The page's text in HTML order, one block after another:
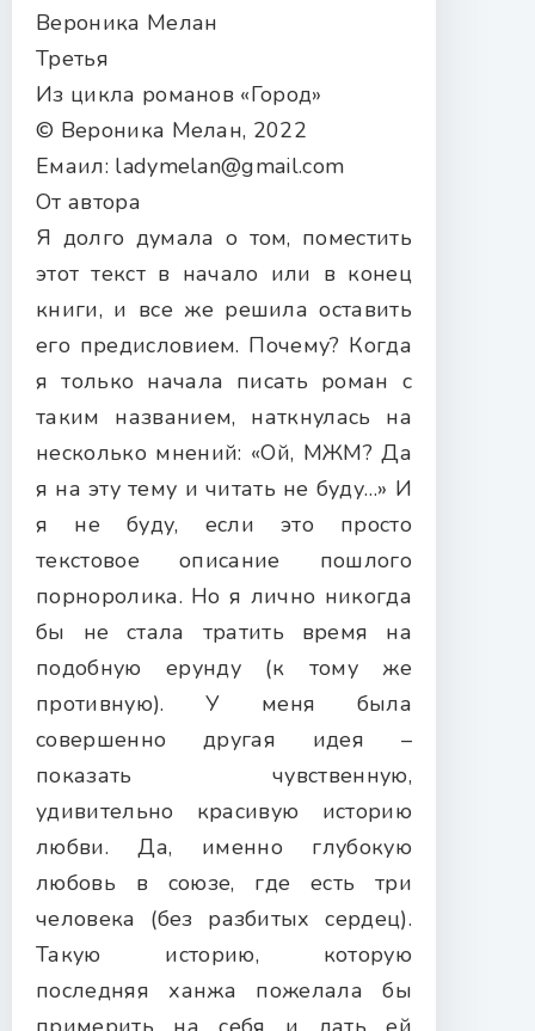
Вероника Мелан
Третья
Из цикла романов «Город»
© Вероника Мелан, 2022
Емаил: ladymelan@gmail.com
От автора
Я долго думала о том, поместить
этот текст в начало или в конец
книги, и все же решила оставить
его предисловием. Почему? Когда
я только начала писать роман с
таким названием, наткнулась на
несколько мнений: «Ой, МЖМ? Да
я на эту тему и читать не буду…» И
я не буду, если это просто
текстовое описание пошлого
порноролика. Но я лично никогда
бы не стала тратить время на
подобную ерунду (к тому же
противную). У меня была
совершенно другая идея –
показать чувственную,
удивительно красивую историю
любви. Да, именно глубокую
любовь в союзе, где есть три
человека (без разбитых сердец).
Такую историю, которую
последняя ханжа пожелала бы